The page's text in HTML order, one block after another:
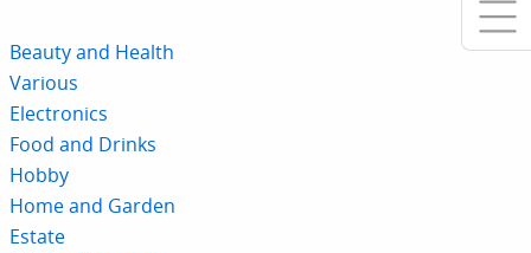
Beauty and Health
Various
Electronics
Food and Drinks
Hobby
Home and Garden
Estate